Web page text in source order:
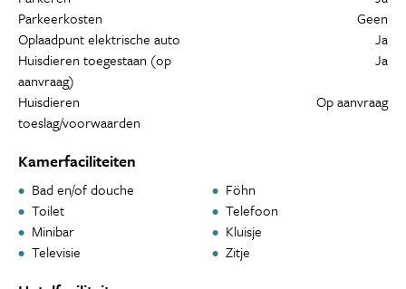
Parkeerkosten
Geen
Oplaadpunt elektrische auto
Ja
Huisdieren toegestaan (op
aanvraag)
Ja
Huisdieren
toeslag/voorwaarden
Op aanvraag
Kamerfaciliteiten
Bad en/of douche
Föhn
Toilet
Telefoon
Minibar
Kluisje
Televisie
Zitje